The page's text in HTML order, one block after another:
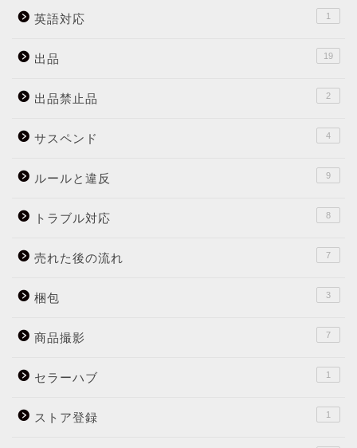
英語対応 1
出品 19
出品禁止品 2
サスペンド 4
ルールと違反 9
トラブル対応 8
売れた後の流れ 7
梱包 3
商品撮影 7
セラーハブ 1
ストア登録 1